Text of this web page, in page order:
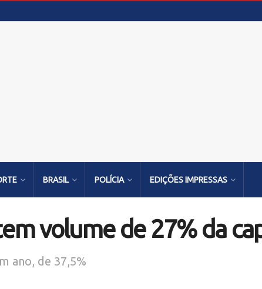
BRASIL POLÍCIA EDIÇÕES IMPRESSAS
volume de 27% da
ano, de 37,5%